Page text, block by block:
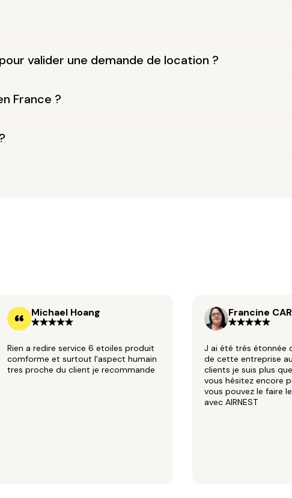
valider une demande de location ?
France ?
Michael Hoang
Rien a redire service 6 etoiles produit
comforme et surtout l'aspect humain
tres proche du client je recommande
Francine
J ai été très étonnée
de cette entreprise
clients je suis plus
vous hésitez encore
vous pouvez le faire
avec AIRNEST